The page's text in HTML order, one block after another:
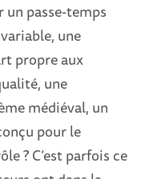
un passe-temps
une
propre aux
une
médiéval, un
pour le
? C’est parfois ce